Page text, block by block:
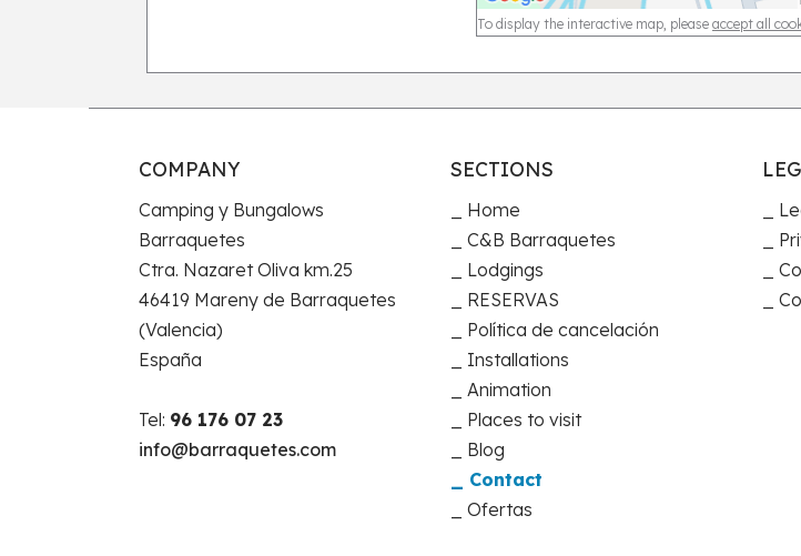
To display the interactive map, please accept all
COMPANY
Camping y Bungalows
Barraquetes
Ctra. Nazaret Oliva km.25
46419 Mareny de Barraquetes
(Valencia)
España
Tel: 96 176 07 23
info@barraquetes.com
SECTIONS
Home
C&B Barraquetes
Lodgings
RESERVAS
Política de cancelación
Installations
Animation
Places to visit
Blog
Contact
Ofertas